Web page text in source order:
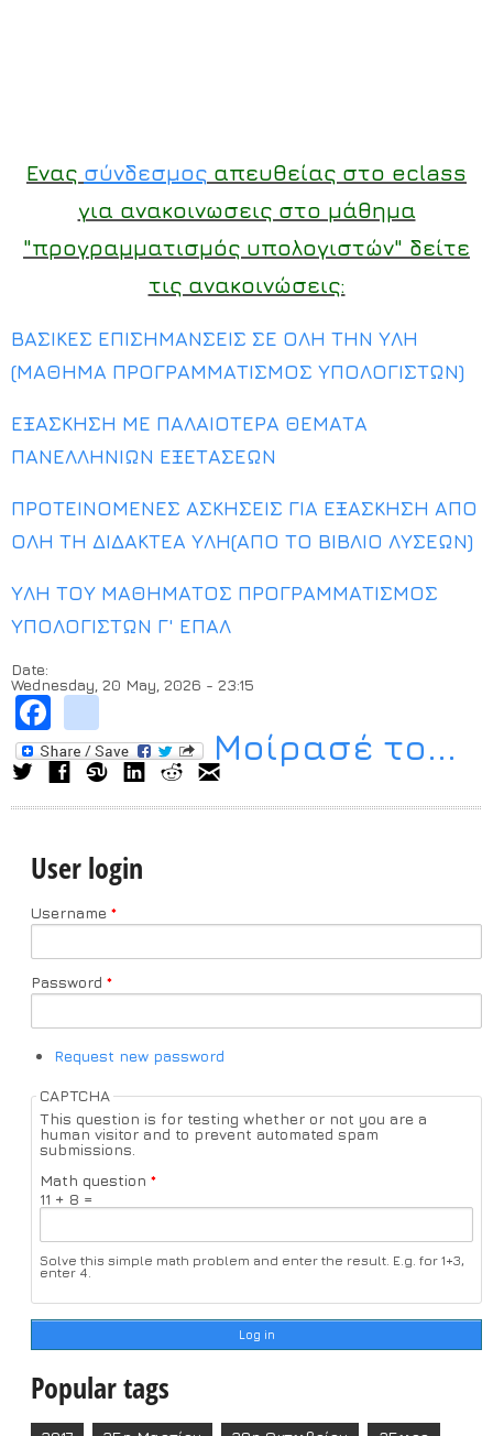
Ενας σύνδεσμος απευθείας στο eclass
για ανακοινωσεις στο μάθημα
"προγραμματισμός υπολογιστών" δείτε
τις ανακοινώσεις:
ΒΑΣΙΚΕΣ ΕΠΙΣΗΜΑΝΣΕΙΣ ΣΕ ΟΛΗ ΤΗΝ ΥΛΗ
(ΜΑΘΗΜΑ ΠΡΟΓΡΑΜΜΑΤΙΣΜΟΣ ΥΠΟΛΟΓΙΣΤΩΝ)
ΕΞΑΣΚΗΣΗ ΜΕ ΠΑΛΑΙΟΤΕΡΑ ΘΕΜΑΤΑ
ΠΑΝΕΛΛΗΝΙΩΝ ΕΞΕΤΑΣΕΩΝ
ΠΡΟΤΕΙΝΟΜΕΝΕΣ ΑΣΚΗΣΕΙΣ ΓΙΑ ΕΞΑΣΚΗΣΗ ΑΠΟ
ΟΛΗ ΤΗ ΔΙΔΑΚΤΕΑ ΥΛΗ(ΑΠΟ ΤΟ ΒΙΒΛΙΟ ΛΥΣΕΩΝ)
ΥΛΗ ΤΟΥ ΜΑΘΗΜΑΤΟΣ ΠΡΟΓΡΑΜΜΑΤΙΣΜΟΣ
ΥΠΟΛΟΓΙΣΤΩΝ Γ' ΕΠΑΛ
Date:
Wednesday, 20 May, 2026 - 23:15
Μοίρασέ το...
User login
Username *
Password *
Request new password
CAPTCHA
This question is for testing whether or not you are a
human visitor and to prevent automated spam
submissions.
Math question *
11 + 8 =
Solve this simple math problem and enter the result. E.g. for 1+3,
enter 4.
Popular tags